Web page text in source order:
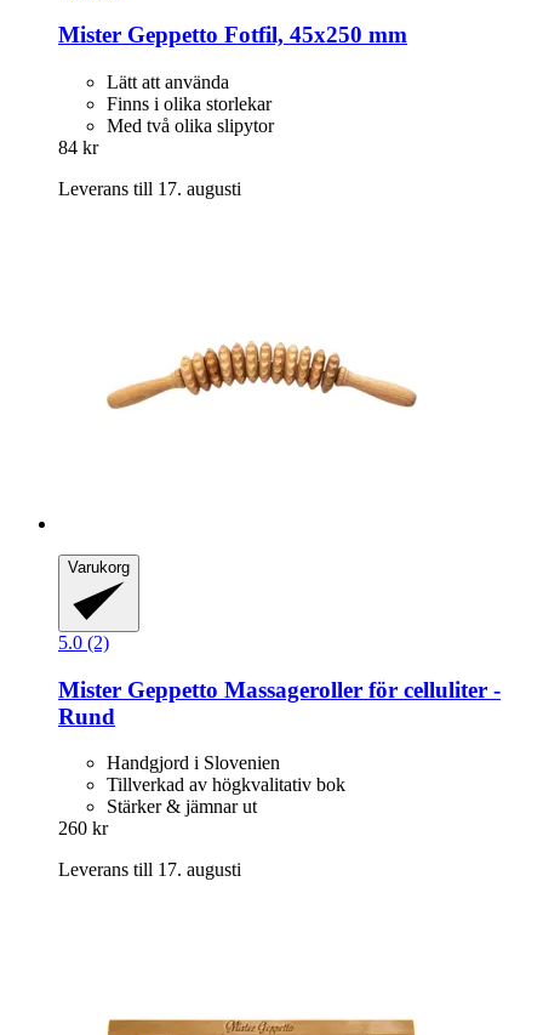
Mister Geppetto Fotfil, 45x250 mm
Lätt att använda
Finns i olika storlekar
Med två olika slipytor
84 kr
Leverans till 17. augusti
Varukorg
5.0 (2)
Mister Geppetto Massageroller för celluliter -​
Rund
Handgjord i Slovenien
Tillverkad av högkvalitativ bok
Stärker & jämnar ut
260 kr
Leverans till 17. augusti